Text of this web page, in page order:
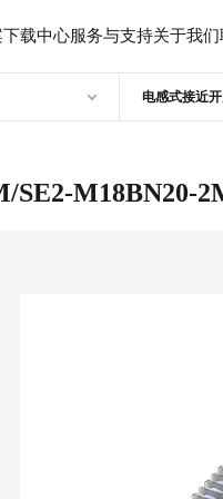
下载中心服务与支持关于我们
电感式接近
SE2-M18BN20-